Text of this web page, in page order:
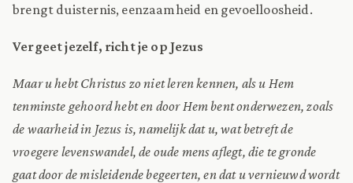
brengt duisternis, eenzaamheid en gevoelloosheid.
Vergeet jezelf, richt je op Jezus
Maar u hebt Christus zo niet leren kennen, als u Hem
tenminste gehoord hebt en door Hem bent onderwezen, zoals
de waarheid in Jezus is, namelijk dat u, wat betreft de
vroegere levenswandel, de oude mens aflegt, die te gronde
gaat door de misleidende begeerten, en dat u vernieuwd wordt